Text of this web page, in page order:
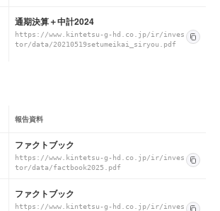
通期決算＋中計2024
https://www.kintetsu-g-hd.co.jp/ir/inves
tor/data/20210519setumeikai_siryou.pdf
報告資料
ファクトブック
https://www.kintetsu-g-hd.co.jp/ir/inves
tor/data/factbook2025.pdf
ファクトブック
https://www.kintetsu-g-hd.co.jp/ir/inves